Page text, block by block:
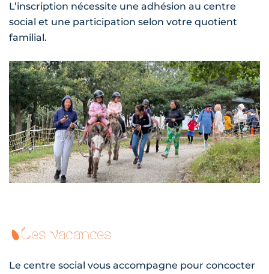
L’inscription nécessite une adhésion au centre
social et une participation selon votre quotient
familial.
Les vacances
Le centre social vous accompagne pour concocter